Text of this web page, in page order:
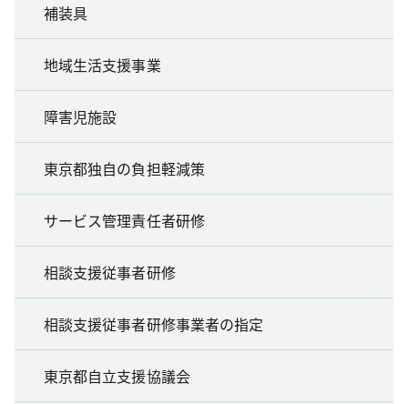
補装具
地域生活支援事業
障害児施設
東京都独自の負担軽減策
サービス管理責任者研修
相談支援従事者研修
相談支援従事者研修事業者の指定
東京都自立支援協議会